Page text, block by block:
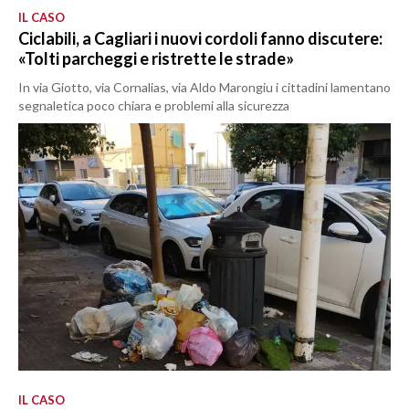
IL CASO
Ciclabili, a Cagliari i nuovi cordoli fanno discutere:
«Tolti parcheggi e ristrette le strade»
In via Giotto, via Cornalias, via Aldo Marongiu i cittadini lamentano
segnaletica poco chiara e problemi alla sicurezza
IL CASO